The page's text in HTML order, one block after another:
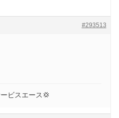
#293513
ビスエース💢